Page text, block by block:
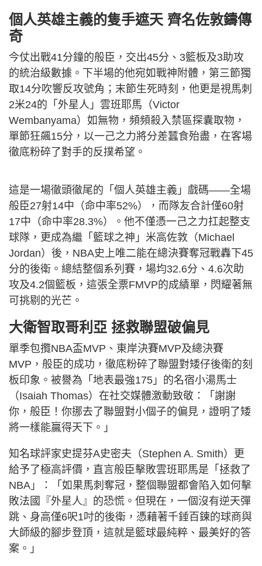
個人英雄主義的隻手遮天 齊名佐敦鑄傳
奇
今仗出戰41分鐘的般臣，交出45分、3籃板及3助攻
的統治級數據。下半場的他宛如戰神附體，第三節獨
取14分吹響反攻號角；末節生死時刻，他更是視馬刺
2米24的「外星人」雲班耶馬（Victor
Wembanyama）如無物，頻頻殺入禁區探囊取物，
單節狂飆15分，以一己之力將分差蠶食殆盡，在客場
徹底粉碎了對手的反撲希望。
這是一場徹頭徹尾的「個人英雄主義」戲碼——全場
般臣27射14中（命中率52%），而隊友合計僅60射
17中（命中率28.3%）。他不僅憑一己之力扛起整支
球隊，更成為繼「籃球之神」米高佐敦（Michael
Jordan）後，NBA史上唯二能在總決賽奪冠戰轟下45
分的後衛。總結整個系列賽，場均32.6分、4.6次助
攻及4.2個籃板，這張全票FMVP的成績單，閃耀著無
可挑剔的光芒。
大衛智取哥利亞 拯救聯盟破偏見
單季包攬NBA盃MVP、東岸決賽MVP及總決賽
MVP，般臣的成功，徹底粉碎了聯盟對矮仔後衛的刻
板印象。被譽為「地表最強175」的名宿小湯馬士
（Isaiah Thomas）在社交媒體激動致敬：「謝謝
你，般臣！你挪去了聯盟對小個子的偏見，證明了矮
將一樣能贏得天下。」
知名球評家史提芬A史密夫（Stephen A. Smith）更
給予了極高評價，直言般臣擊敗雲班耶馬是「拯救了
NBA」：「如果馬刺奪冠，整個聯盟都會陷入如何擊
敗法國『外星人』的恐慌。但現在，一個沒有逆天彈
跳、身高僅6呎1吋的後衛，憑藉著千錘百鍊的球商與
大師級的腳步登頂，這就是籃球最純粹、最美好的答
案。」